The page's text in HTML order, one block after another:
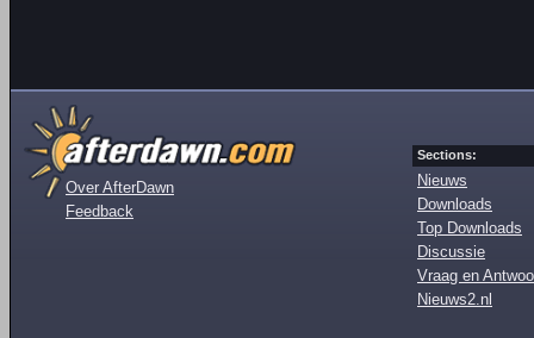
Over AfterDawn
Feedback
Sections:
Nieuws
Downloads
Top Downloads
Discussie
Vraag en
Nieuws2.nl